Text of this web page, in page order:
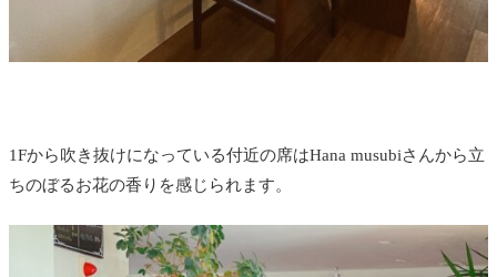
1Fから吹き抜けになっている付近の席はHana musubiさんから立
ちのぼるお花の香りを感じられます。